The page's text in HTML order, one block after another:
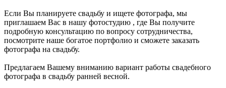
Если Вы планируете свадьбу и ищете фотографа, мы
приглашаем Вас в нашу фотостудию , где Вы получите
подробную консультацию по вопросу сотрудничества,
посмотрите наше богатое портфолио и сможете заказать
фотографа на свадьбу.
Предлагаем Вашему вниманию вариант работы свадебного
фотографа в свадьбу ранней весной.